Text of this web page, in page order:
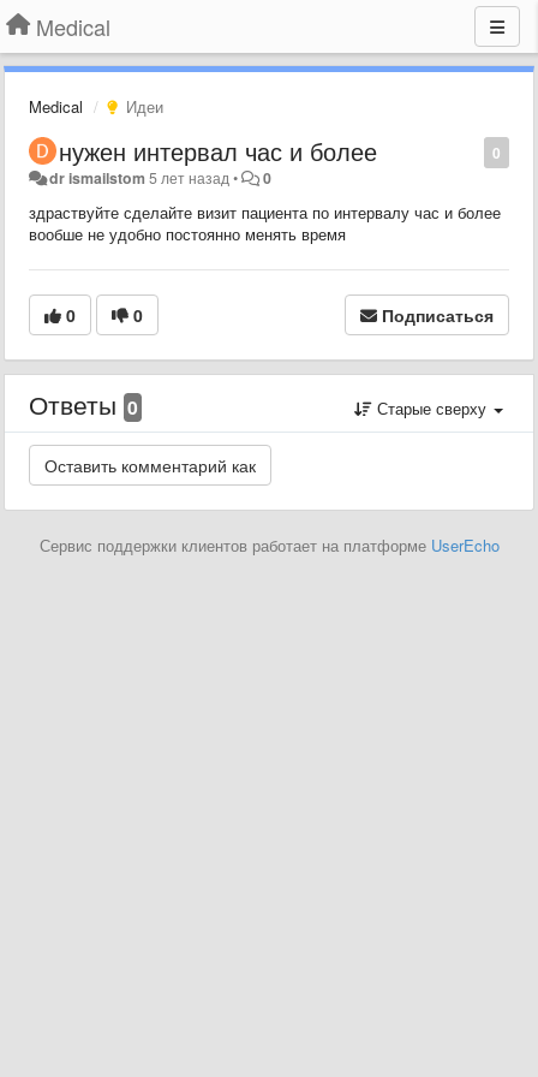
Medical
Medical Идеи
0
нужен интервал час и более
dr ismailstom 5 лет назад• 0
здраствуйте сделайте визит пациента по интервалу час и более
вообше не удобно постоянно менять время
0 0 Подписаться
Ответы 0 Старые сверху
Сервис поддержки клиентов работает на платформе UserEcho